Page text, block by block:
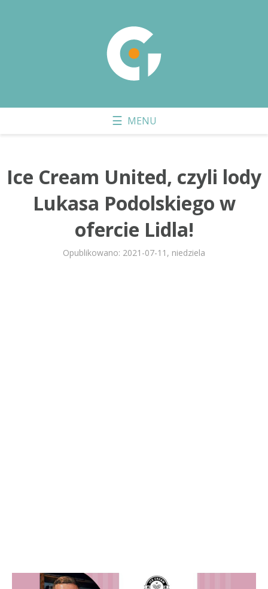
Ice Cream United, czyli lody
Lukasa Podolskiego w
ofercie Lidla!
Opublikowano: 2021-07-11, niedziela